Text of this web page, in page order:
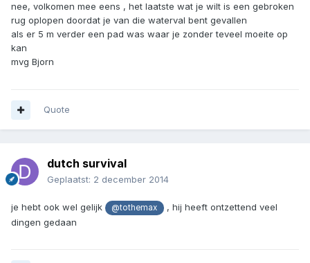
nee, volkomen mee eens , het laatste wat je wilt is een gebroken
rug oplopen doordat je van die waterval bent gevallen
als er 5 m verder een pad was waar je zonder teveel moeite op
kan
mvg Bjorn
Quote
dutch survival
Geplaatst: 2 december 2014
je hebt ook wel gelijk @tothemax
, hij heeft ontzettend veel
dingen gedaan